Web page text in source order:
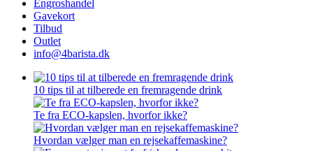
Engroshandel
Gavekort
Tilbud
Outlet
info@4barista.dk
10 tips til at tilberede en fremragende drink
Te fra ECO-kapslen, hvorfor ikke?
Hvordan vælger man en rejsekaffemaskine?